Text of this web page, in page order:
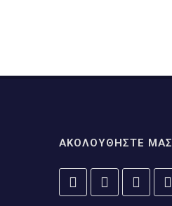
ΑΚΟΛΟΥΘΗΣΤΕ ΜΑΣ